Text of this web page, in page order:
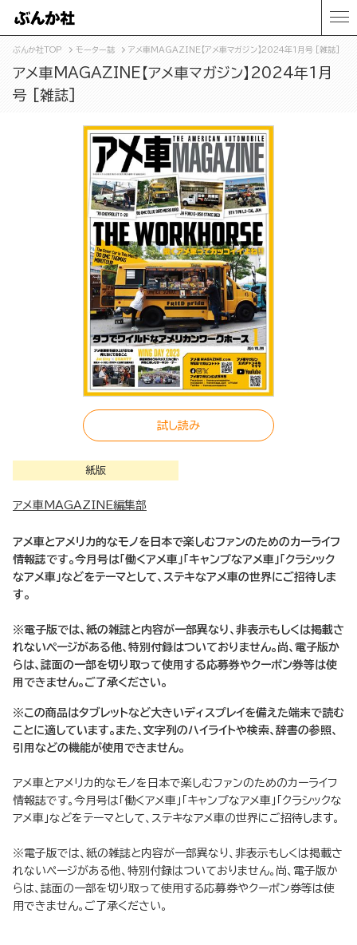
ぶんか社TOP モーター誌 アメ車MAGAZINE【アメ車マガジン】2024年1月号 [雑誌]
アメ車MAGAZINE【アメ車マガジン】2024年1月
号 [雑誌]
試し読み
紙版
アメ車MAGAZINE編集部
アメ車とアメリカ的なモノを日本で楽しむファンのためのカーライフ
情報誌です。今月号は「働くアメ車」「キャンプなアメ車」「クラシック
なアメ車」などをテーマとして、ステキなアメ車の世界にご招待しま
す。
※電子版では、紙の雑誌と内容が一部異なり、非表示もしくは掲載さ
れないページがある他、特別付録はついておりません。尚、電子版か
らは、誌面の一部を切り取って使用する応募券やクーポン券等は使
用できません。ご了承ください。
※この商品はタブレットなど大きいディスプレイを備えた端末で読む
ことに適しています。また、文字列のハイライトや検索、辞書の参照、
引用などの機能が使用できません。
アメ車とアメリカ的なモノを日本で楽しむファンのためのカーライフ
情報誌です。今月号は「働くアメ車」「キャンプなアメ車」「クラシックな
アメ車」などをテーマとして、ステキなアメ車の世界にご招待します。
※電子版では、紙の雑誌と内容が一部異なり、非表示もしくは掲載さ
れないページがある他、特別付録はついておりません。尚、電子版か
らは、誌面の一部を切り取って使用する応募券やクーポン券等は使
用できません。ご了承ください。